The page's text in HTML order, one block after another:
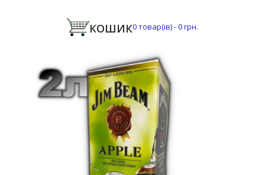
КОШИК0товар(ів) -0 грн.